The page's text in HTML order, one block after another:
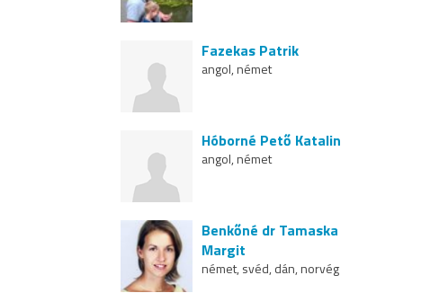
Fazekas Patrik
angol, német
Hóborné Pető Katalin
angol, német
Benkőné dr Tamaska
Margit
német, svéd, dán, norvég